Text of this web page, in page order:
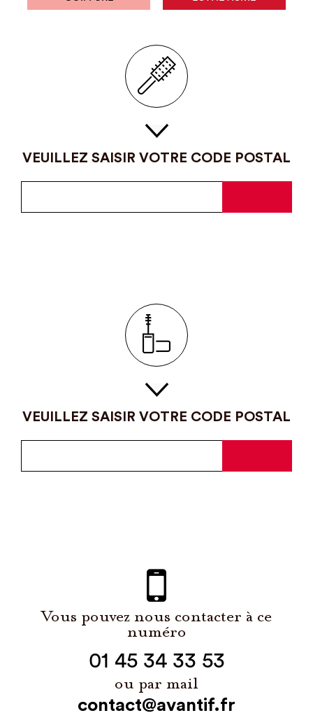
VEUILLEZ SAISIR VOTRE CODE POSTAL
VEUILLEZ SAISIR VOTRE CODE POSTAL
Vous pouvez nous contacter à ce
numéro
01 45 34 33 53
ou par mail
contact@avantif.fr